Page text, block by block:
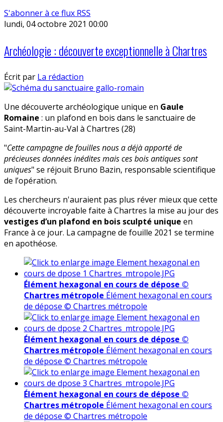
S'abonner à ce flux RSS
lundi, 04 octobre 2021 00:00
Archéologie : découverte exceptionnelle à Chartres
Écrit par La rédaction
Une découverte archéologique unique en Gaule
Romaine : un plafond en bois dans le sanctuaire de
Saint-Martin-au-Val à Chartres (28)
"Cette campagne de fouilles nous a déjà apporté de
précieuses données inédites mais ces bois antiques sont
uniques" se réjouit Bruno Bazin, responsable scientifique
de l’opération.
Les chercheurs n'auraient pas plus réver mieux que cette
découverte incroyable faite à Chartres la mise au jour des
vestiges d’un plafond en bois sculpté unique en
France à ce jour. La campagne de fouille 2021 se termine
en apothéose.
Élément hexagonal en cours de dépose ©
Chartres métropole Élément hexagonal en cours
de dépose © Chartres métropole
Élément hexagonal en cours de dépose ©
Chartres métropole Élément hexagonal en cours
de dépose © Chartres métropole
Élément hexagonal en cours de dépose ©
Chartres métropole Élément hexagonal en cours
de dépose © Chartres métropole